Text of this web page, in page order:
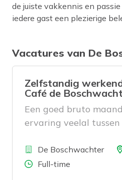
de juiste vakkennis en
iedere gast een plezierige
Vacatures van De
Zelfstandig
Café de
Een goed bruto
ervaring veelal tussen
BedrijfDe Boschwachter
Aantal uren
Full-time